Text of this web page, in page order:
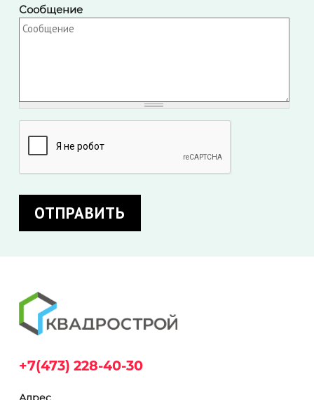
Сообщение
+7(473) 228-40-30